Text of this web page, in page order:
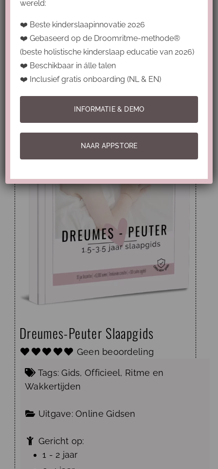
zit en biedt oplossingen om de onrust
voorgoed aan te pakken.
Dreumes-Peuter Slaapgids
Geen beoordeling
Tags:Gids,Officieel, Ritme en
Wakkertijden
Uitgave:Online Gidsen
Gericht op:
1 - 2 jaar
wereld:
❤️ Beste kinderslaapinnovatie 2026
❤️ Gebaseerd op de Droomritme-methode®
(beste holistische kinderslaap educatie van 2026)
❤️ Beschikbaar in álle talen
❤️ Inclusief gratis onboarding (NL & EN)
INFORMATIE & DEMO
NAAR APPSTORE